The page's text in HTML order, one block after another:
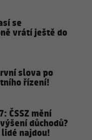
se
vrátí ještě do
slova po
řízení!
ČSSZ mění
důchodů?
najdou!